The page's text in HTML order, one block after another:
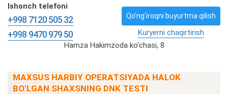
Ishonch telefoni
+998 7120 505 32
+998 9470 979 50
Qo'ng'iroqni buyurtma qilish
Kuryerni chaqirtirish
Hamza Hakimzoda ko'chasi, 8
MAXSUS HARBIY OPERATSIYADA HALOK
BO'LGAN SHAXSNING DNK TESTI